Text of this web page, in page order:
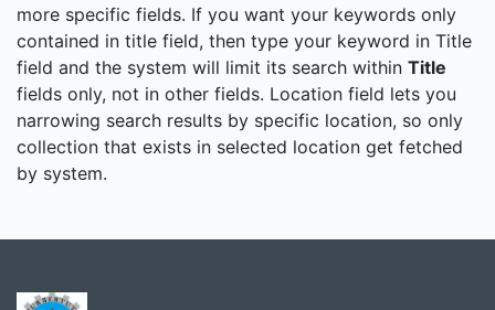
more specific fields. If you want your keywords only
contained in title field, then type your keyword in Title
field and the system will limit its search within Title
fields only, not in other fields. Location field lets you
narrowing search results by specific location, so only
collection that exists in selected location get fetched
by system.